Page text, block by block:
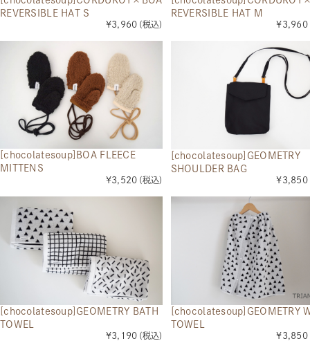
REVERSIBLE HAT S
¥3,960 (税込)
REVERSIBLE HAT M
¥3,960
[chocolatesoup]BOA FLEECE
MITTENS
¥3,520 (税込)
[chocolatesoup]GEOMETRY
SHOULDER BAG
¥3,850
[chocolatesoup]GEOMETRY BATH
TOWEL
¥3,190 (税込)
[chocolatesoup]GEOMETRY
TOWEL
¥3,850